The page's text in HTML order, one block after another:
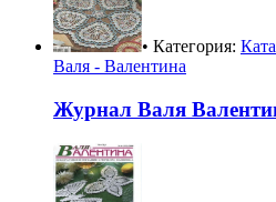
• Категория:
Валя - Валентина
Журнал Валя